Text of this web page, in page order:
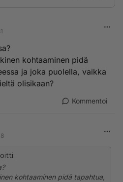
kohtaaminen pidä
ja joka puolella, vaikka
olisikaan?
Kommentoi
kohtaaminen pidä tapahtua,